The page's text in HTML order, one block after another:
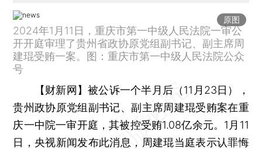
原图
2024年1月11日，重庆市第一中级人民法院一审公
开开庭审理了贵州省政协原党组副书记、副主席周
建琨受贿一案。图：重庆市第一中级人民法院公众
号
【财新网】被公诉一个半月后（11月23日），
贵州政协原党组副书记、副主席周建琨受贿案在重
庆一中院一审开庭，其被控受贿1.08亿余元。1月11
日，央视新闻发布此消息，周建琨当庭表示认罪悔